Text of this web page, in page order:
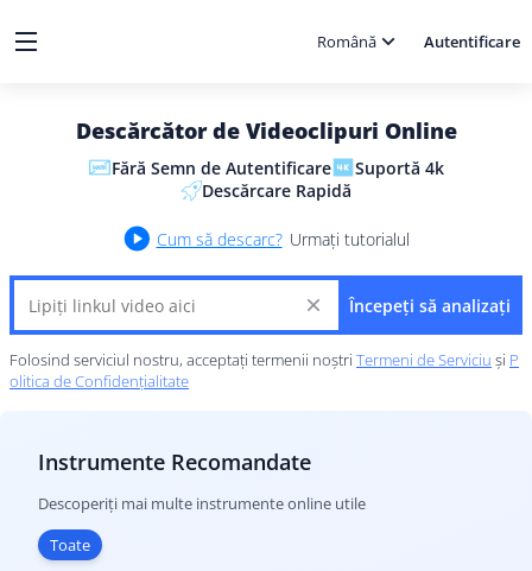
Română Autentificare
Descărcător de Videoclipuri Online
Fără Semn de Autentificare
Suportă 4k
Descărcare Rapidă
Cum să descarc? Urmați tutorialul
Începeți să analizați
Folosind serviciul nostru, acceptați termenii noștri Termeni de Serviciu și P
olitica de Confidențialitate
Instrumente Recomandate
Descoperiți mai multe instrumente online utile
Toate